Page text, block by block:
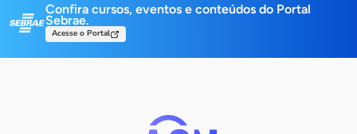
Confira cursos, eventos e conteúdos do Portal
Sebrae.
Acesse o Portal